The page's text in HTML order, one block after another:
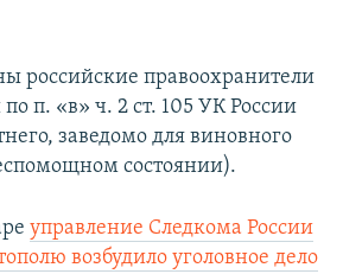
российские правоохранители
п. «в» ч. 2 ст. 105 УК России
заведомо для виновного
состоянии).
управление Следкома России
возбудило уголовное дело